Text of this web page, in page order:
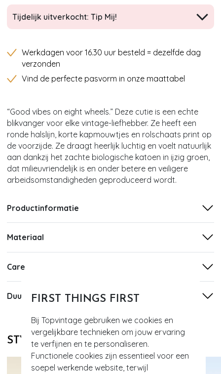
FIRST THINGS FIRST
Bij Topvintage gebruiken we cookies en
vergelijkbare technieken om jouw ervaring
te verfijnen en te personaliseren.
Functionele cookies zijn essentieel voor een
soepel werkende website, terwijl
Tijdelijk uitverkocht: Tip Mij!
Werkdagen voor 16.30 uur besteld = dezelfde dag
verzonden
Vind de perfecte pasvorm in onze maattabel
“Good vibes on eight wheels.” Deze cutie is een echte
blikvanger voor elke vintage-liefhebber. Ze heeft een
ronde halslijn, korte kapmouwtjes en rolschaats print op
de voorzijde. Ze draagt heerlijk luchtig en voelt natuurlijk
aan dankzij het zachte biologische katoen in ijzig groen,
dat milieuvriendelijk is en onder betere en veiligere
arbeidsomstandigheden geproduceerd wordt.
Productinformatie
Materiaal
Care
Duurzaamheid
STYLE DIT MET